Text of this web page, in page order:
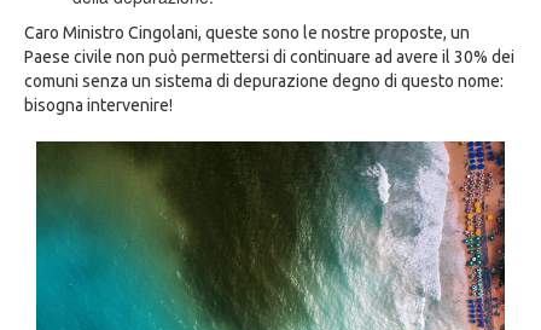
Caro Ministro Cingolani, queste sono le nostre proposte, un
Paese civile non può permettersi di continuare ad avere il 30% dei
comuni senza un sistema di depurazione degno di questo nome:
bisogna intervenire!